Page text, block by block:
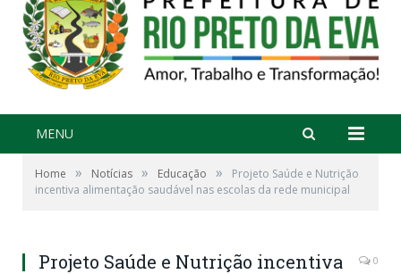
MENU
Home » Notícias » Educação »
Projeto Saúde e Nutrição
incentiva alimentação saudável nas escolas da rede municipal
Projeto Saúde e Nutrição incentiva
0